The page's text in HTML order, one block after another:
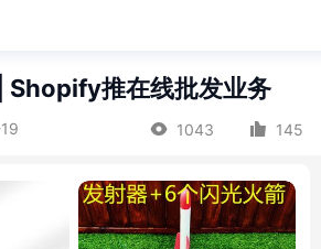
Shopify推在线批发业务
1043 145